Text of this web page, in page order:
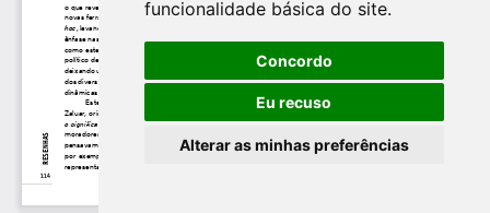
funcionalidade básica do site.
Concordo
Eu recuso
Alterar as minhas preferências